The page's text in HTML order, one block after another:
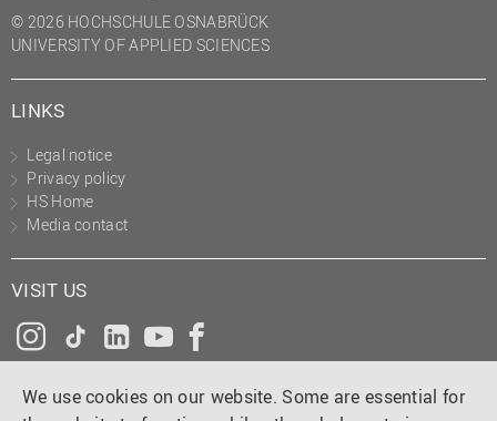
We use cookies on our website. Some are essential for
© 2026 HOCHSCHULE OSNABRÜCK
UNIVERSITY OF APPLIED SCIENCES
LINKS
Legal notice
Privacy policy
HS Home
Media contact
VISIT US
Instagram
Tiktok
LinkedInYouTube